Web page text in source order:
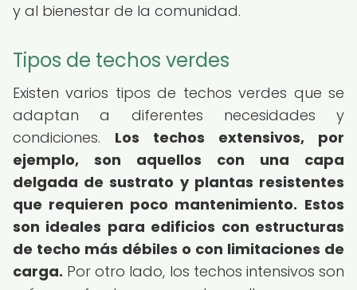
y al bienestar de la comunidad.
Tipos de techos verdes
Existen varios tipos de techos verdes que se
adaptan a diferentes necesidades y
condiciones. Los techos extensivos, por
ejemplo, son aquellos con una capa
delgada de sustrato y plantas resistentes
que requieren poco mantenimiento. Estos
son ideales para edificios con estructuras
de techo más débiles o con limitaciones de
carga. Por otro lado, los techos intensivos son